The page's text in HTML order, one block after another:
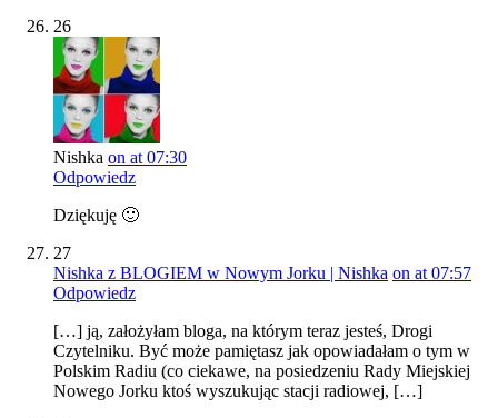
26
Nishka on at 07:30
Odpowiedz
Dziękuję 🙂
27
Nishka z BLOGIEM w Nowym Jorku | Nishka on at 07:57
Odpowiedz
[…] ją, założyłam bloga, na którym teraz jesteś, Drogi
Czytelniku. Być może pamiętasz jak opowiadałam o tym w
Polskim Radiu (co ciekawe, na posiedzeniu Rady Miejskiej
Nowego Jorku ktoś wyszukując stacji radiowej, […]